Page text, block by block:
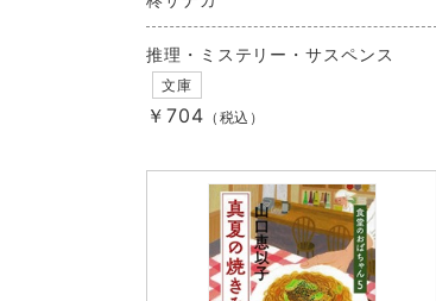
推理・ミステリー・サスペンス
文庫
￥704 （税込）